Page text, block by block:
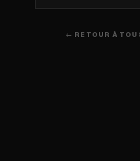
← RETOUR À